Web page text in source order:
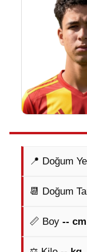
📍 Doğum
📆 Doğum
📏 Boy -- cm